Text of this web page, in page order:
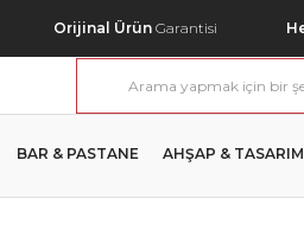
Orijinal Ürün Garantisi
BAR & PASTANE AHŞAP & TASARIM